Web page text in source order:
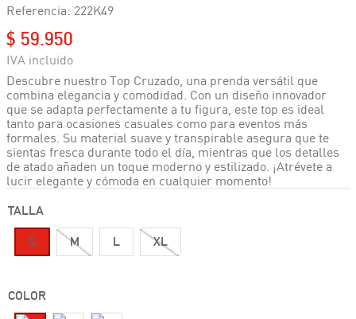
Referencia: 222K49
$ 59 950
Descubre nuestro Top Cruzado, una prenda versátil que
combina elegancia y comodidad. Con un diseño innovador
que se adapta perfectamente a tu figura, este top es ideal
tanto para ocasiones casuales como para eventos más
formales. Su material suave y transpirable asegura que te
sientas fresca durante todo el día, mientras que los detalles
de atado añaden un toque moderno y estilizado. ¡Atrévete a
lucir elegante y cómoda en cualquier momento!
TALLA
S M L XL
COLOR